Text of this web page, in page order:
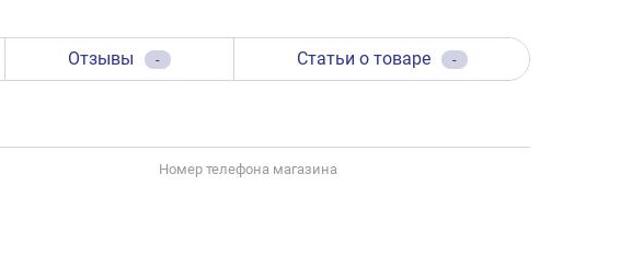
Отзывы - Статьи о товаре -
Номер телефона магазина